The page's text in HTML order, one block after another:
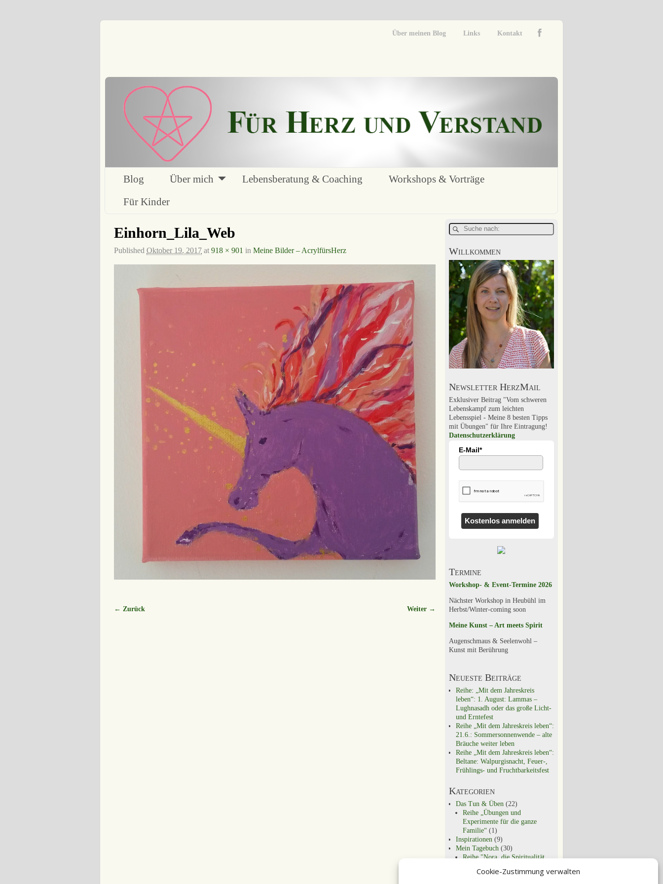
Cookie-Zustimmung verwalten
Über meinen Blog Links Kontakt
Blog Über mich Lebensberatung & Coaching
Workshops & Vorträge
Für Kinder
Einhorn_Lila_Web
PublishedOktober 19, 2017 at918 × 901 inMeine Bilder – AcrylfürsHerz
← Zurück Weiter →
Willkommen
Newsletter HerzMail
Exklusiver Beitrag "Vom schweren
Lebenskampf zum leichten
Lebensspiel - Meine 8 besten Tipps
mit Übungen" für Ihre Eintragung!
Datenschutzerklärung
E-Mail*
Kostenlos anmelden
Termine
Workshop- & Event-Termine 2026
Nächster Workshop in Heubühl im
Herbst/Winter-coming soon
Meine Kunst – Art meets Spirit
Augenschmaus & Seelenwohl –
Kunst mit Berührung
Neueste Beiträge
Reihe: „Mit dem Jahreskreis
leben“: 1. August: Lammas –
Lughnasadh oder das große Licht-
und Erntefest
Reihe „Mit dem Jahreskreis leben“:
21.6.: Sommersonnenwende – alte
Bräuche weiter leben
Reihe „Mit dem Jahreskreis leben“:
Beltane: Walpurgisnacht, Feuer-,
Frühlings- und Fruchtbarkeitsfest
Kategorien
Das Tun & Üben(22)
Reihe „Übungen und
Experimente für die ganze
Familie“(1)
Inspirationen(9)
Mein Tagebuch(30)
Reihe "Nora, die Spiritualität
Schon entdeckt?(29)